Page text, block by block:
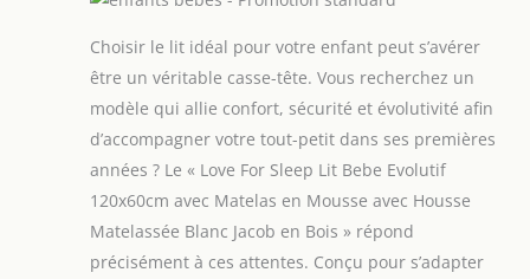
Choisir le lit idéal pour votre enfant peut s’avérer
être un véritable casse-tête. Vous recherchez un
modèle qui allie confort, sécurité et évolutivité afin
d’accompagner votre tout-petit dans ses premières
années ? Le « Love For Sleep Lit Bebe Evolutif
120x60cm avec Matelas en Mousse avec Housse
Matelassée Blanc Jacob en Bois » répond
précisément à ces attentes. Conçu pour s’adapter